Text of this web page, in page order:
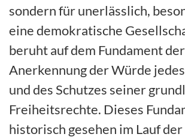
sondern für unerlässlich,
eine demokratische
beruht auf dem Fundament der
Anerkennung der Würde
und des Schutzes seiner
Freiheitsrechte. Dieses
historisch gesehen im Lauf der